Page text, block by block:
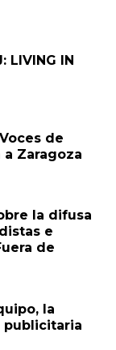
LIVING IN
de
Zaragoza
la difusa
e
de
la
publicitaria